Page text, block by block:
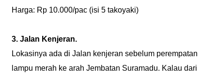
Harga: Rp 10.000/pac (isi 5 takoyaki)
3. Jalan Kenjeran.
Lokasinya ada di Jalan kenjeran sebelum perempatan
lampu merah ke arah Jembatan Suramadu. Kalau dari